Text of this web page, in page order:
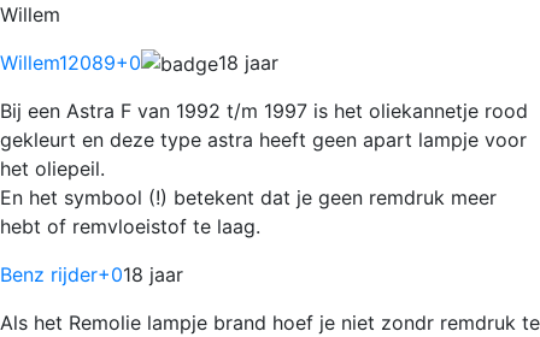
Willem
Willem12089+0
18 jaar
Bij een Astra F van 1992 t/m 1997 is het oliekannetje rood
gekleurt en deze type astra heeft geen apart lampje voor
het oliepeil.
En het symbool (!) betekent dat je geen remdruk meer
hebt of remvloeistof te laag.
Benz rijder+018 jaar
Als het Remolie lampje brand hoef je niet zondr remdruk te